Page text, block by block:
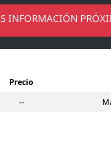
INFORMACIÓN
Precio
--